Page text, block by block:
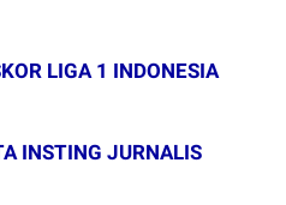
LIGA 1 INDONESIA
INSTING JURNALIS